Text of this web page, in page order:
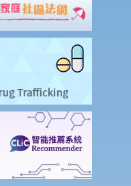
婚生子女在出生登记时未有
父母权利？需要子女的母亲
核酸测试报告）？
同的育儿权？
？